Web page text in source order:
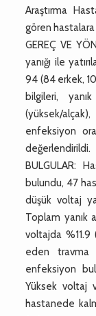
Araştırma
gören
GEREÇ VE
yanığı ile
94 (84 erkek,
bilgileri,
(yüksek/
enfeksiyon
değerlendirildi.
BULGULAR:
bulundu, 47
düşük voltaj
Toplam yanık
voltajda
eden travma
enfeksiyon
Yüksek voltaj
hastanede